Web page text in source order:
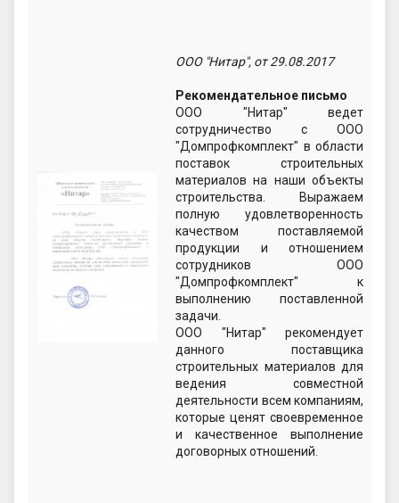
ООО "Нитар", от 29.08.2017
Рекомендательное письмо
ООО "Нитар" ведет
сотрудничество с ООО
"Домпрофкомплект" в области
поставок строительных
материалов на наши объекты
строительства. Выражаем
полную удовлетворенность
качеством поставляемой
продукции и отношением
сотрудников ООО
"Домпрофкомплект" к
выполнению поставленной
задачи.
ООО "Нитар" рекомендует
данного поставщика
строительных материалов для
ведения совместной
деятельности всем компаниям,
которые ценят своевременное
и качественное выполнение
договорных отношений.